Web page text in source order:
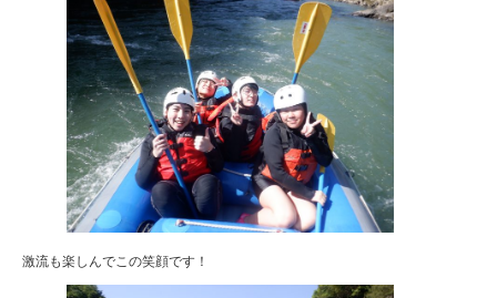
激流も楽しんでこの笑顔です！